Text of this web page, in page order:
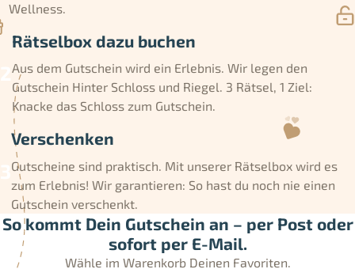
Wellness.
Rätselbox dazu buchen
Aus dem Gutschein wird ein Erlebnis. Wir legen den
Gutschein Hinter Schloss und Riegel. 3 Rätsel, 1 Ziel:
Knacke das Schloss zum Gutschein.
Verschenken
Gutscheine sind praktisch. Mit unserer Rätselbox wird es
zum Erlebnis! Wir garantieren: So hast du noch nie einen
Gutschein verschenkt.
So kommt Dein Gutschein an – per Post oder
sofort per E-Mail.
Wähle im Warenkorb Deinen Favoriten.